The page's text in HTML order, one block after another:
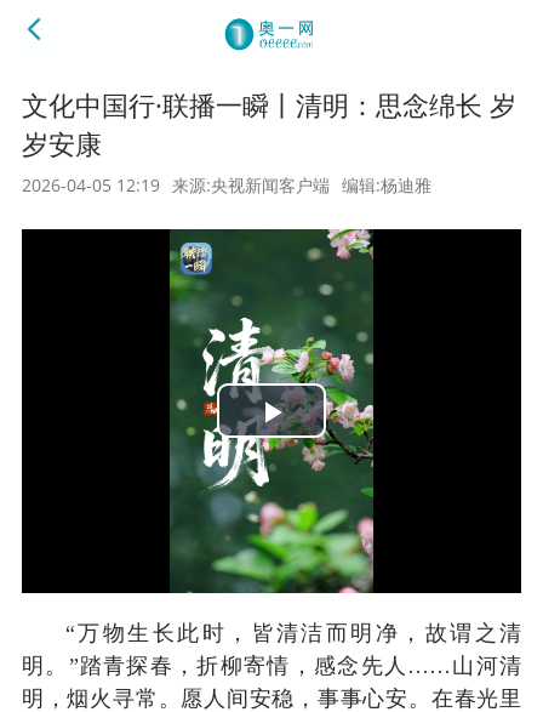
文化中国行·联播一瞬丨清明：思念绵长 岁
岁安康
2026-04-05 12:19 来源:央视新闻客户端 编辑:杨迪雅
Play
Video
“万物生长此时，皆清洁而明净，故谓之清
明。”踏青探春，折柳寄情，感念先人……山河清
明，烟火寻常。愿人间安稳，事事心安。在春光里